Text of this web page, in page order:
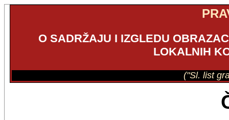
O SADRŽAJU I IZGLEDU
LOKALNIH
("Sl. list